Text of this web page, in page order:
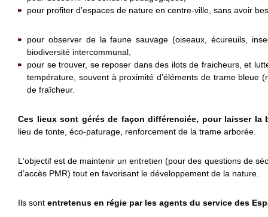
pour profiter d’espaces de nature en centre-ville, sans avoir
pour observer de la faune sauvage (oiseaux, écureuils,
biodiversité intercommunal,
pour se trouver, se reposer dans des ilots de fraicheurs, et
température, souvent à proximité d’éléments de trame bleue
de fraîcheur.
Ces lieux sont gérés de façon différenciée, pour laisser la
lieu de tonte, éco-paturage, renforcement de la trame arborée.
L‘objectif est de maintenir un entretien (pour des questions de
d’accès PMR) tout en favorisant le développement de la nature.
Ils sont entretenus en régie par les agents du service des